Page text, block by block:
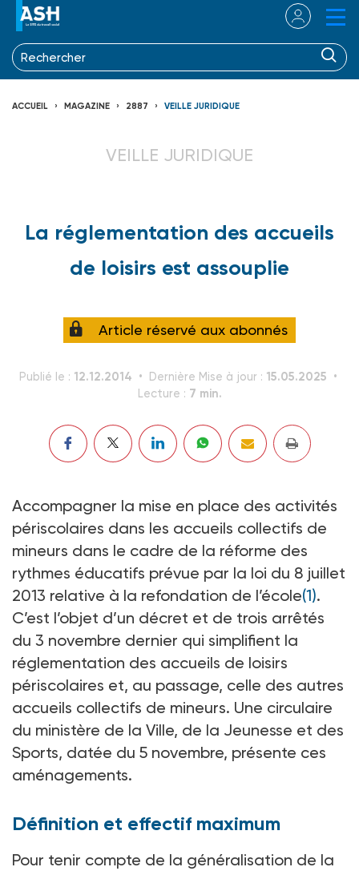
ACCUEIL MAGAZINE 2887 VEILLE JURIDIQUE
VEILLE JURIDIQUE
La réglementation des accueils
de loisirs est assouplie
Article réservé aux abonnés
Publié le : 12.12.2014 Dernière Mise à jour : 15.05.2025
Lecture : 7 min.
Accompagner la mise en place des activités
périscolaires dans les accueils collectifs de
mineurs dans le cadre de la réforme des
rythmes éducatifs prévue par la loi du 8 juillet
2013 relative à la refondation de l’école(1).
C’est l’objet d’un décret et de trois arrêtés
du 3 novembre dernier qui simplifient la
réglementation des accueils de loisirs
périscolaires et, au passage, celle des autres
accueils collectifs de mineurs. Une circulaire
du ministère de la Ville, de la Jeunesse et des
Sports, datée du 5 novembre, présente ces
aménagements.
Définition et effectif maximum
Pour tenir compte de la généralisation de la